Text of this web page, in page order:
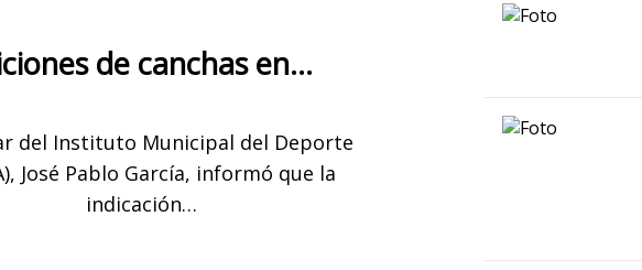
de canchas en…
del Instituto Municipal del Deporte
José Pablo García, informó que la
indicación…